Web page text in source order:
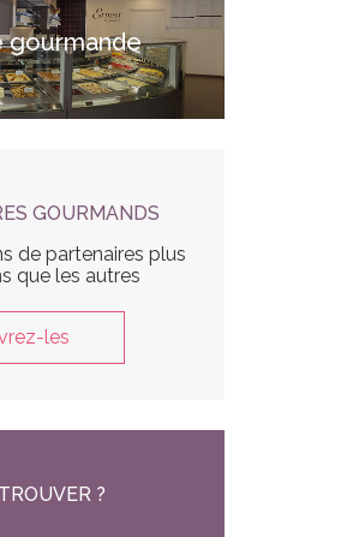
gourmande
GOURMANDS
de partenaires plus
que les autres
les
?